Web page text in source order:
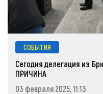
СОБЫТИЯ
Сегодня делегация из
ПРИЧИНА
03 февраля 2025, 11:13